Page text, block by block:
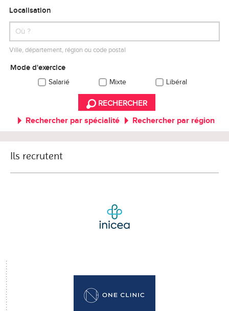
Localisation
Ville, département, région ou code postal
Mode d'exercice
Salarié Mixte Libéral
RECHERCHER
Rechercher par spécialité Rechercher par région
Ils recrutent